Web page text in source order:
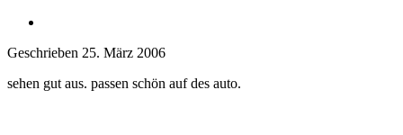
Geschrieben 25. März 2006
sehen gut aus. passen schön auf des auto.